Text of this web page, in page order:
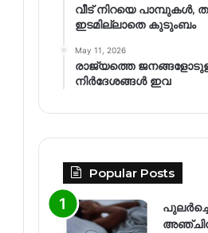
വീട് നിറയെ പാമ്പുകൾ,
ഇടമില്ലാതെ കുടുംബം
May 11, 2026
രാജ്യത്തെ
നിര്‍ദേശങ്ങള്‍ ഇവ
Popular Posts